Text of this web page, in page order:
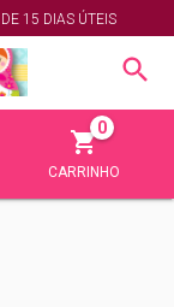
15 DIAS ÚTEIS
CARRINHO
0